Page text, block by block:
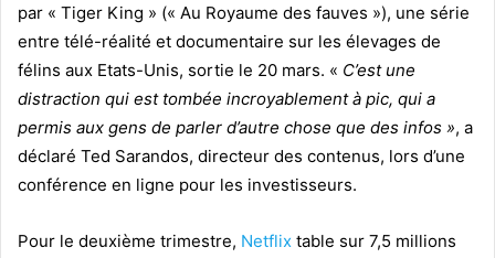
par « Tiger King » (« Au Royaume des fauves »), une série
entre télé-réalité et documentaire sur les élevages de
félins aux Etats-Unis, sortie le 20 mars. « C’est une
distraction qui est tombée incroyablement à pic, qui a
permis aux gens de parler d’autre chose que des infos », a
déclaré Ted Sarandos, directeur des contenus, lors d’une
conférence en ligne pour les investisseurs.
Pour le deuxième trimestre, Netflix table sur 7,5 millions